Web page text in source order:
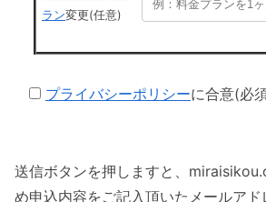
ラン変更(任意)
プライバシーポリシーに合意(必
送信ボタンを押しますと、
め申込内容をご記入頂いたメールアド